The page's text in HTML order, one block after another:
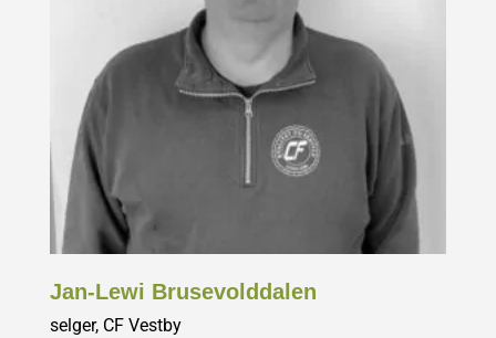
Jan-Lewi Brusevolddalen
selger, CF Vestby